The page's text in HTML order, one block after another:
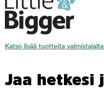
Katso lisää tuotteita
Jaa hetkesi